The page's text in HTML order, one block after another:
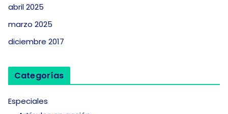
abril 2025
marzo 2025
diciembre 2017
Categorías
Especiales